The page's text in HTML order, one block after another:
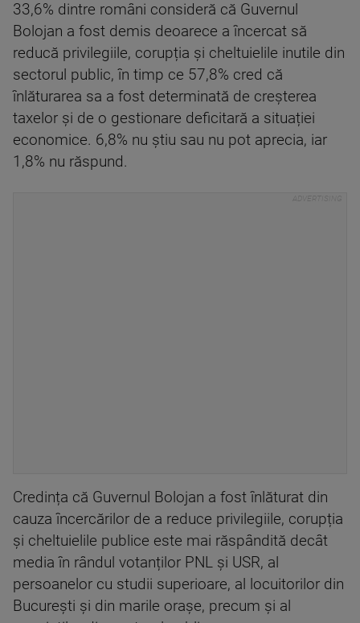
33,6% dintre români consideră că Guvernul
Bolojan a fost demis deoarece a încercat să
reducă privilegiile, corupția și cheltuielile inutile din
sectorul public, în timp ce 57,8% cred că
înlăturarea sa a fost determinată de creșterea
taxelor și de o gestionare deficitară a situației
economice. 6,8% nu știu sau nu pot aprecia, iar
1,8% nu răspund.
Credința că Guvernul Bolojan a fost înlăturat din
cauza încercărilor de a reduce privilegiile, corupția
și cheltuielile publice este mai răspândită decât
media în rândul votanților PNL și USR, al
persoanelor cu studii superioare, al locuitorilor din
București și din marile orașe, precum și al